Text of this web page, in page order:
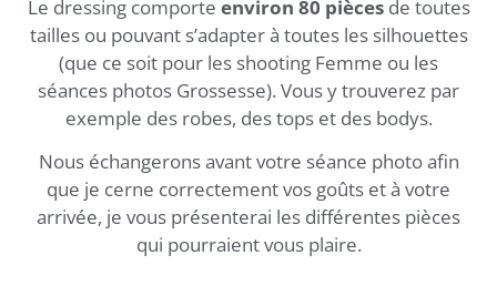
Le dressing comporte environ 80 piècesde toutes
tailles ou pouvant s’adapter à toutes les silhouettes
(que ce soit pour les shooting Femme ou les
séances photos Grossesse). Vous y trouverez par
exemple des robes, des tops et des bodys.
Nous échangerons avant votre séance photo afin
que je cerne correctement vos goûts et à votre
arrivée, je vous présenterai les différentes pièces
qui pourraient vous plaire.